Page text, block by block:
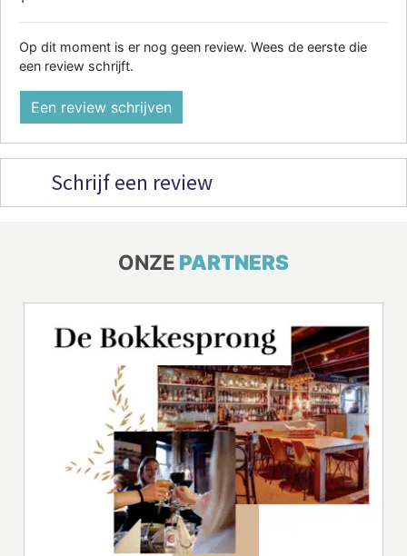
Op dit moment is er nog geen review. Wees de eerste die
een review schrijft.
Een review schrijven
Schrijf een review
ONZE PARTNERS